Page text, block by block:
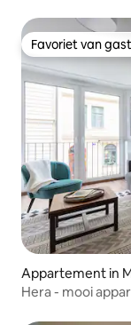
Favoriet van
Favoriet van
Appartement in
Hera - mooi